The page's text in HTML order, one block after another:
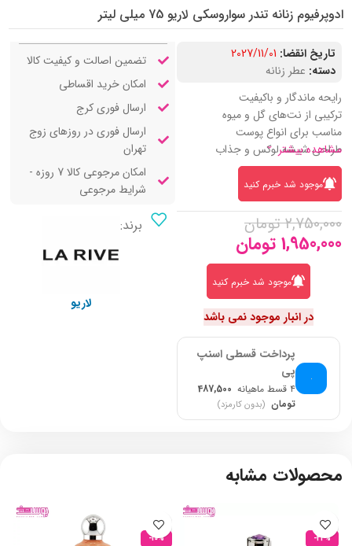
ادوپرفیوم زنانه تندر سواروسکی لاریو 75 میلی لیتر
تاریخ انقضا: 2027/11/01
دسته: عطر زنانه
رایحه ماندگار و باکیفیت
ترکیبی از نت‌های گل و میوه
مناسب برای انواع پوست
طراحی شیشه لوکس و جذاب
مشاهده بیشتر
موجود شد خبرم کنید
2,750,000 تومان
1,950,000 تومان
موجود شد خبرم کنید
در انبار موجود نمی باشد
پرداخت قسطی اسنپ
پی
۴ قسط ماهیانه
487,500
تومان (بدون کارمزد)
تضمین اصالت و کیفیت کالا
امکان خرید اقساطی
ارسال فوری کرج
ارسال فوری در روزهای زوج
تهران
امکان مرجوعی کالا 7 روزه -
شرایط مرجوعی
برند:
لاریو
محصولات مشابه
-22%
-10%